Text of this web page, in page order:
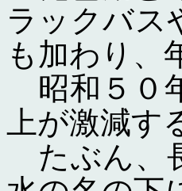
ラックバス
も加わり、
昭和５０
上が激減
たぶん、